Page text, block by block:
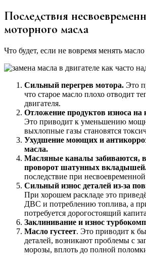
Последствия
моторного масла
Что будет, если не вовремя менять масло
Сильный перегрев мотора. Это
что старое масло плохо отводит
двигателя.
Отложение продуктов износа на
Это приводит к уменьшению
выхлопные газы становятся
Ухудшение моющих и
масла.
Масляные каналы забиваются,
проворот шатунных
последствие при
Сильный износ деталей из-за
При хорошем раскладе это
ДВС и потреблению топлива, а
потребуется дорогостоящий
Заклинивание и износ
Масло густеет. Это приводит к
деталей, возникают проблемы с
морозы, вплоть до полной